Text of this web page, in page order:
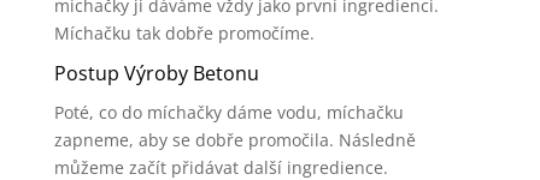
míchačky ji dáváme vždy jako první ingredienci.
Míchačku tak dobře promočíme.
Postup Výroby Betonu
Poté, co do míchačky dáme vodu, míchačku
zapneme, aby se dobře promočila. Následně
můžeme začít přidávat další ingredience.